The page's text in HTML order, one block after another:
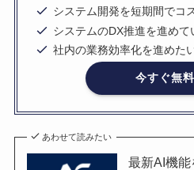
システム開発を短期間でコ
システムのDX推進を進めて
社内の業務効率化を進めた
今すぐ無
あわせて読みたい
最新AI機能